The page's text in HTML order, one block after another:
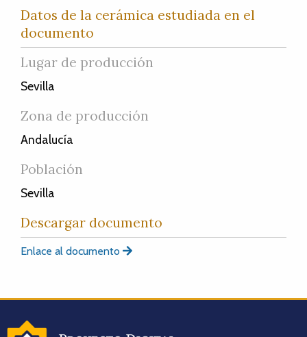
Datos de la cerámica estudiada en el
documento
Lugar de producción
Sevilla
Zona de producción
Andalucía
Población
Sevilla
Descargar documento
Enlace al documento